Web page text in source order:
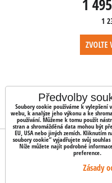
1
1
ZVOLTE
OBJEDNÁVKY
Předvolby
Soubory cookie používáme k vylepšení
webu, k analýze jeho výkonu a ke
používání. Můžeme k tomu použít
stran a shromážděná data mohou být
EU, USA nebo jiných zemích. Kliknutím
soubory cookie“ vyjadřujete svůj
Níže můžete najít podrobné
preference.
Zásady